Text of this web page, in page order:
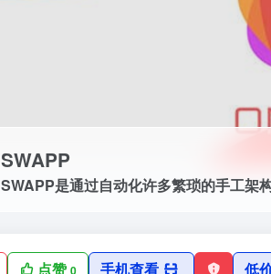
SWAPP
SWAPP是通过自动化许多繁琐的手工架
点赞0 手机查看 低